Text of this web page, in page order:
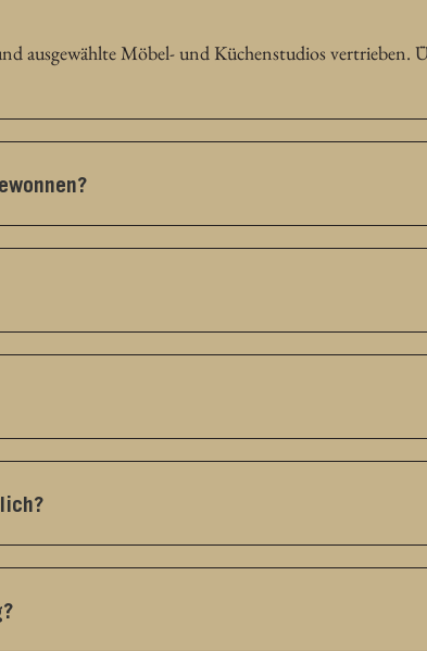
ausgewählte Möbel- und Küchenstudios vertrieben.